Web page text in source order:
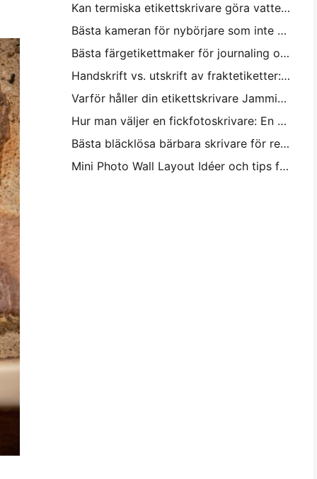
Kan termiska etikettskrivare göra vattentäta etiketter för småföretagsprodukter?
Bästa kameran för nybörjare som inte vill slösa papper
Bästa färgetikettmaker för journaling och scrapbooking: Lägg till mer färg på varje sida
Handskrift vs. utskrift av fraktetiketter: Tips för små företag 2026
Varför håller din etikettskrivare Jamming?
Hur man väljer en fickfotoskrivare: En komplett guide för journaling, resor och iPhone-användare
Bästa bläcklösa bärbara skrivare för resa, skola och mobilt arbete: Hanin MT620 Pro Review
Mini Photo Wall Layout Idéer och tips för sovrum och sovsal dekoration